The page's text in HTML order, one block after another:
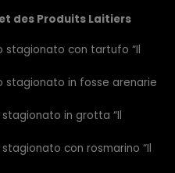
des Produits Laitiers
stagionato con tartufo “Il
stagionato in fosse arenarie
in grotta “Il
con rosmarino “Il